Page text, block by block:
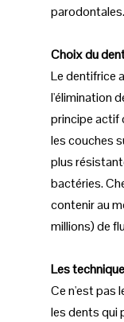
parodontales.
Choix du
Le dentifrice
l'élimination
principe actif
les couches
plus
bactéries.
contenir au
millions) de
Les
Ce n'est pas
les dents qui